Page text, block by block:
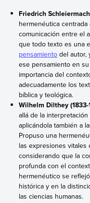
Friedrich
hermenéutica
comunicación entre el
que todo texto es una
pensamiento del autor,
ese pensamiento en
importancia del
adecuadamente los
bíblica y teológica.
Wilhelm Dilthey (1833-
allá de la
aplicándola también a
Propuso una
las expresiones
considerando que la
profunda con el
hermenéutico se
histórica y en la
las ciencias humanas.